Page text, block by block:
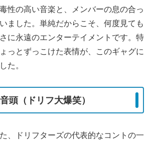
性の高い音楽と、メンバーの息の合っ
ました。単純だからこそ、何度見ても
に永遠のエンターテイメントです。特
っとずっこけた表情が、このギャグに
た。
頭（ドリフ大爆笑）
、ドリフターズの代表的なコントの一